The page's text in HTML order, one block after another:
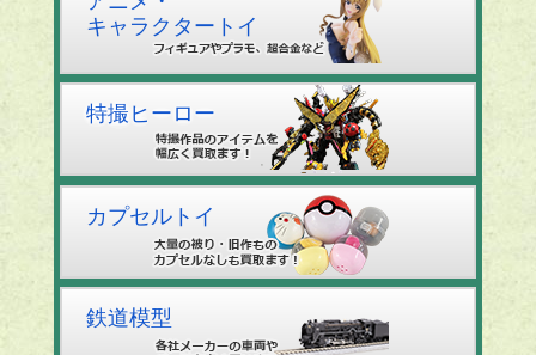
キャラクタートイ
特撮ヒーロー
カプセルトイ
鉄道模型